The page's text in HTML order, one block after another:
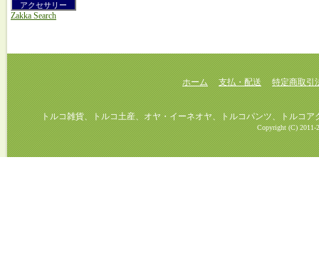
アクセサリー
Zakka Search
ホーム 支払・配送 特定商取引
トルコ雑貨、トルコ土産、オヤ・イーネオヤ、トルコパンツ、トルコアク
Copyright (C) 2011-